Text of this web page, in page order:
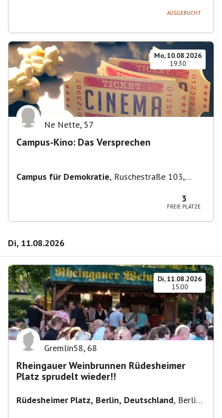
AUSGEBUCHT
Mo, 10.08.2026
19:30
Ne Nette, 57
Campus-Kino: Das Versprechen
Campus für Demokratie, Ruschestraße 103,
3
FREIE PLÄTZE
Di, 11.08.2026
Di, 11.08.2026
15:00
Gremlin58, 68
Rheingauer Weinbrunnen Rüdesheimer
Platz sprudelt wieder!!
Rüdesheimer Platz, Berlin, Deutschland, Berlin-